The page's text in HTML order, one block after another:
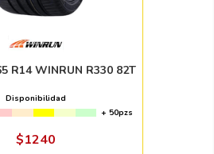
R14 WINRUN R330 82T
Disponibilidad
+ 50pzs
$1240